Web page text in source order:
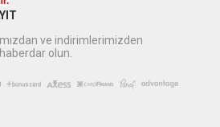
ve indirimlerimizden
olun.